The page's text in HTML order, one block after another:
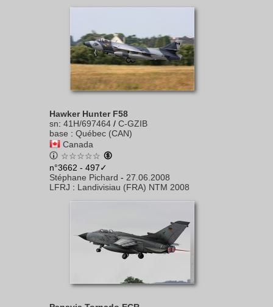
Hawker Hunter F58
sn: 41H/697464 / C-GZIB
base : Québec (CAN)
Canada
☆☆☆☆☆
n°3662 - 497✓
Stéphane Pichard - 27.06.2008
LFRJ : Landivisiau (FRA) NTM 2008